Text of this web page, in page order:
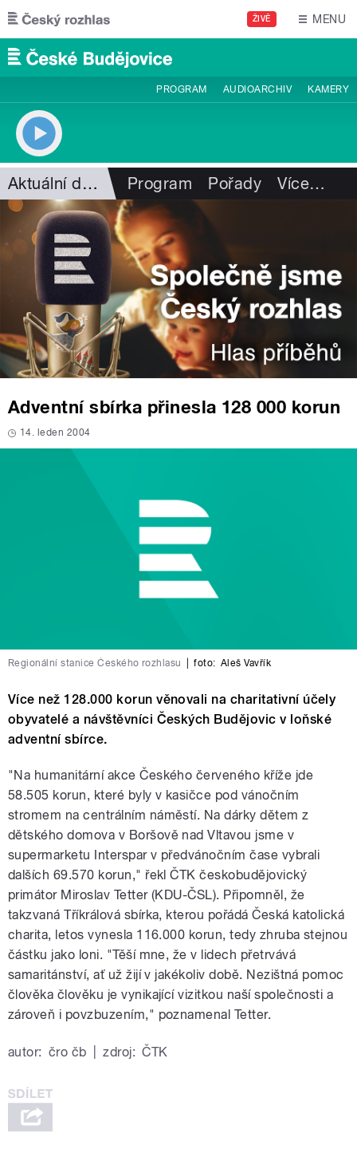
Přejít k hlavnímu obsahu
ŽIVĚ MENU
PROGRAM AUDIOARCHIV KAMERY
Aktuální dění Program Pořady Více…
Adventní sbírka přinesla 128 000 korun
14. leden 2004
Regionální stanice Českého rozhlasu foto: Aleš Vavřík
Více než 128.000 korun věnovali na charitativní účely
obyvatelé a návštěvníci Českých Budějovic v loňské
adventní sbírce.
"Na humanitární akce Českého červeného kříže jde
58.505 korun, které byly v kasičce pod vánočním
stromem na centrálním náměstí. Na dárky dětem z
dětského domova v Boršově nad Vltavou jsme v
supermarketu Interspar v předvánočním čase vybrali
dalších 69.570 korun," řekl ČTK českobudějovický
primátor Miroslav Tetter (KDU-ČSL). Připomněl, že
takzvaná Tříkrálová sbírka, kterou pořádá Česká katolická
charita, letos vynesla 116.000 korun, tedy zhruba stejnou
částku jako loni. "Těší mne, že v lidech přetrvává
samaritánství, ať už žijí v jakékoliv době. Nezištná pomoc
člověka člověku je vynikající vizitkou naší společnosti a
zároveň i povzbuzením," poznamenal Tetter.
autor: čro čb zdroj: ČTK